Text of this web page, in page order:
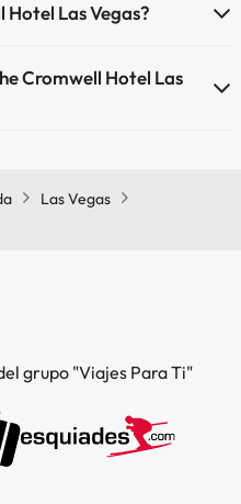
Hotel Las Vegas?
la piscina y otras
Cromwell Hotel Las
Las Vegas
grupo "Viajes Para Ti"